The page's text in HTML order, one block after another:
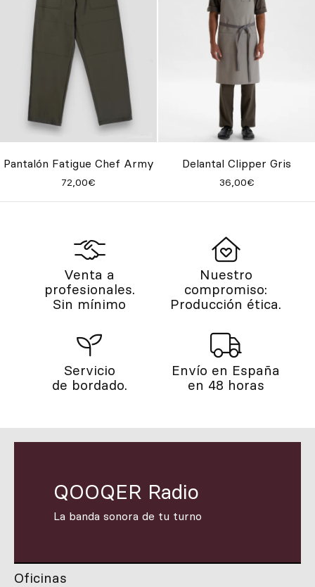
Pantalón Fatigue Chef Army
72,00€
Delantal Clipper Gris
36,00€
Venta a
profesionales.
Sin mínimo
Nuestro
compromiso:
Producción ética.
Servicio
de bordado.
Envío en España
en 48 horas
QOOQER Radio
La banda sonora de tu turno
Oficinas